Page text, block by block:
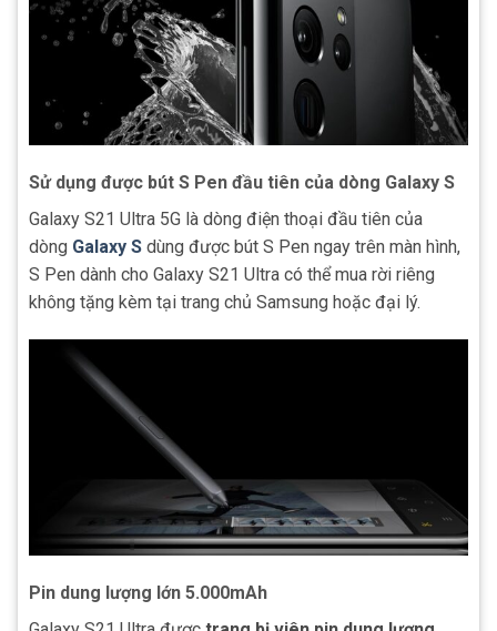
Sử dụng được bút S Pen đầu tiên của dòng Galaxy S
Galaxy S21 Ultra 5G là dòng điện thoại đầu tiên của
dòng Galaxy S dùng được bút S Pen ngay trên màn hình,
S Pen dành cho Galaxy S21 Ultra có thể mua rời riêng
không tặng kèm tại trang chủ Samsung hoặc đại lý.
Pin dung lượng lớn 5.000mAh